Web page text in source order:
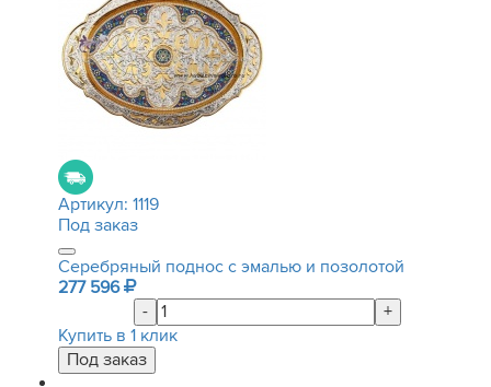
Артикул: 1119
Под заказ
Серебряный поднос с эмалью и позолотой
277 596
-
+
Купить в 1 клик